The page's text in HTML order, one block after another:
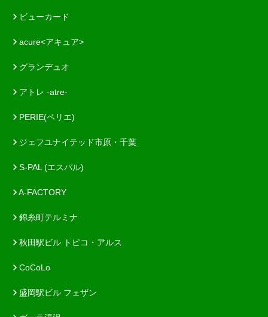
ビューカード
acure<アキュア>
グランデュオ
アトレ -atre-
PERIE(ペリエ)
ジェフユナイテッド市原・千葉
S-PAL (エスパル)
A-FACTORY
錦糸町テルミナ
秋田駅ビル トピコ・アルス
CoCoLo
盛岡駅ビル フェザン